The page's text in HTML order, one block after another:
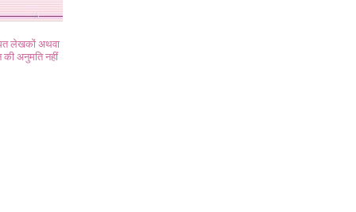
लेखकों अथवा
अनुमति नहीं